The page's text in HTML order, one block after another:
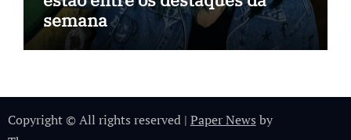
semana
Copyright © All rights reserved | Paper News by